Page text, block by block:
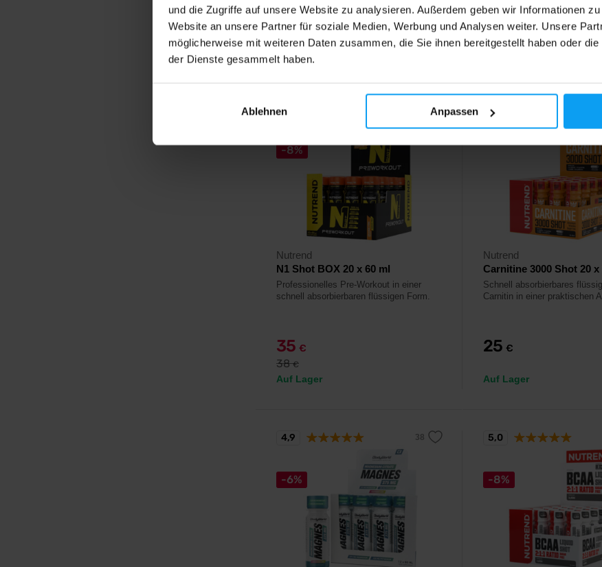
und die Zugriffe auf unsere Website zu analysieren. Außerdem geben wir Informationen
Website an unsere Partner für soziale Medien, Werbung und Analysen weiter. Unsere
möglicherweise mit weiteren Daten zusammen, die Sie ihnen bereitgestellt haben oder
der Dienste gesammelt haben.
Ablehnen Anpassen
15,48
16,68
Auf Lager
21,42
25,02
Auf Lager
-8%
Nutrend
N1 Shot BOX 20 x 60 ml
Professionelles Pre-Workout in einer
schnell absorbierbaren flüssigen Form.
35 €
38€
Auf Lager
4,1
Nutrend
Carnitine 3000 Shot 20 x
Schnell absorbierbares
Carnitin in einer praktischen
25 €
Auf Lager
4,9
-6%
4,9
-8%
5,0